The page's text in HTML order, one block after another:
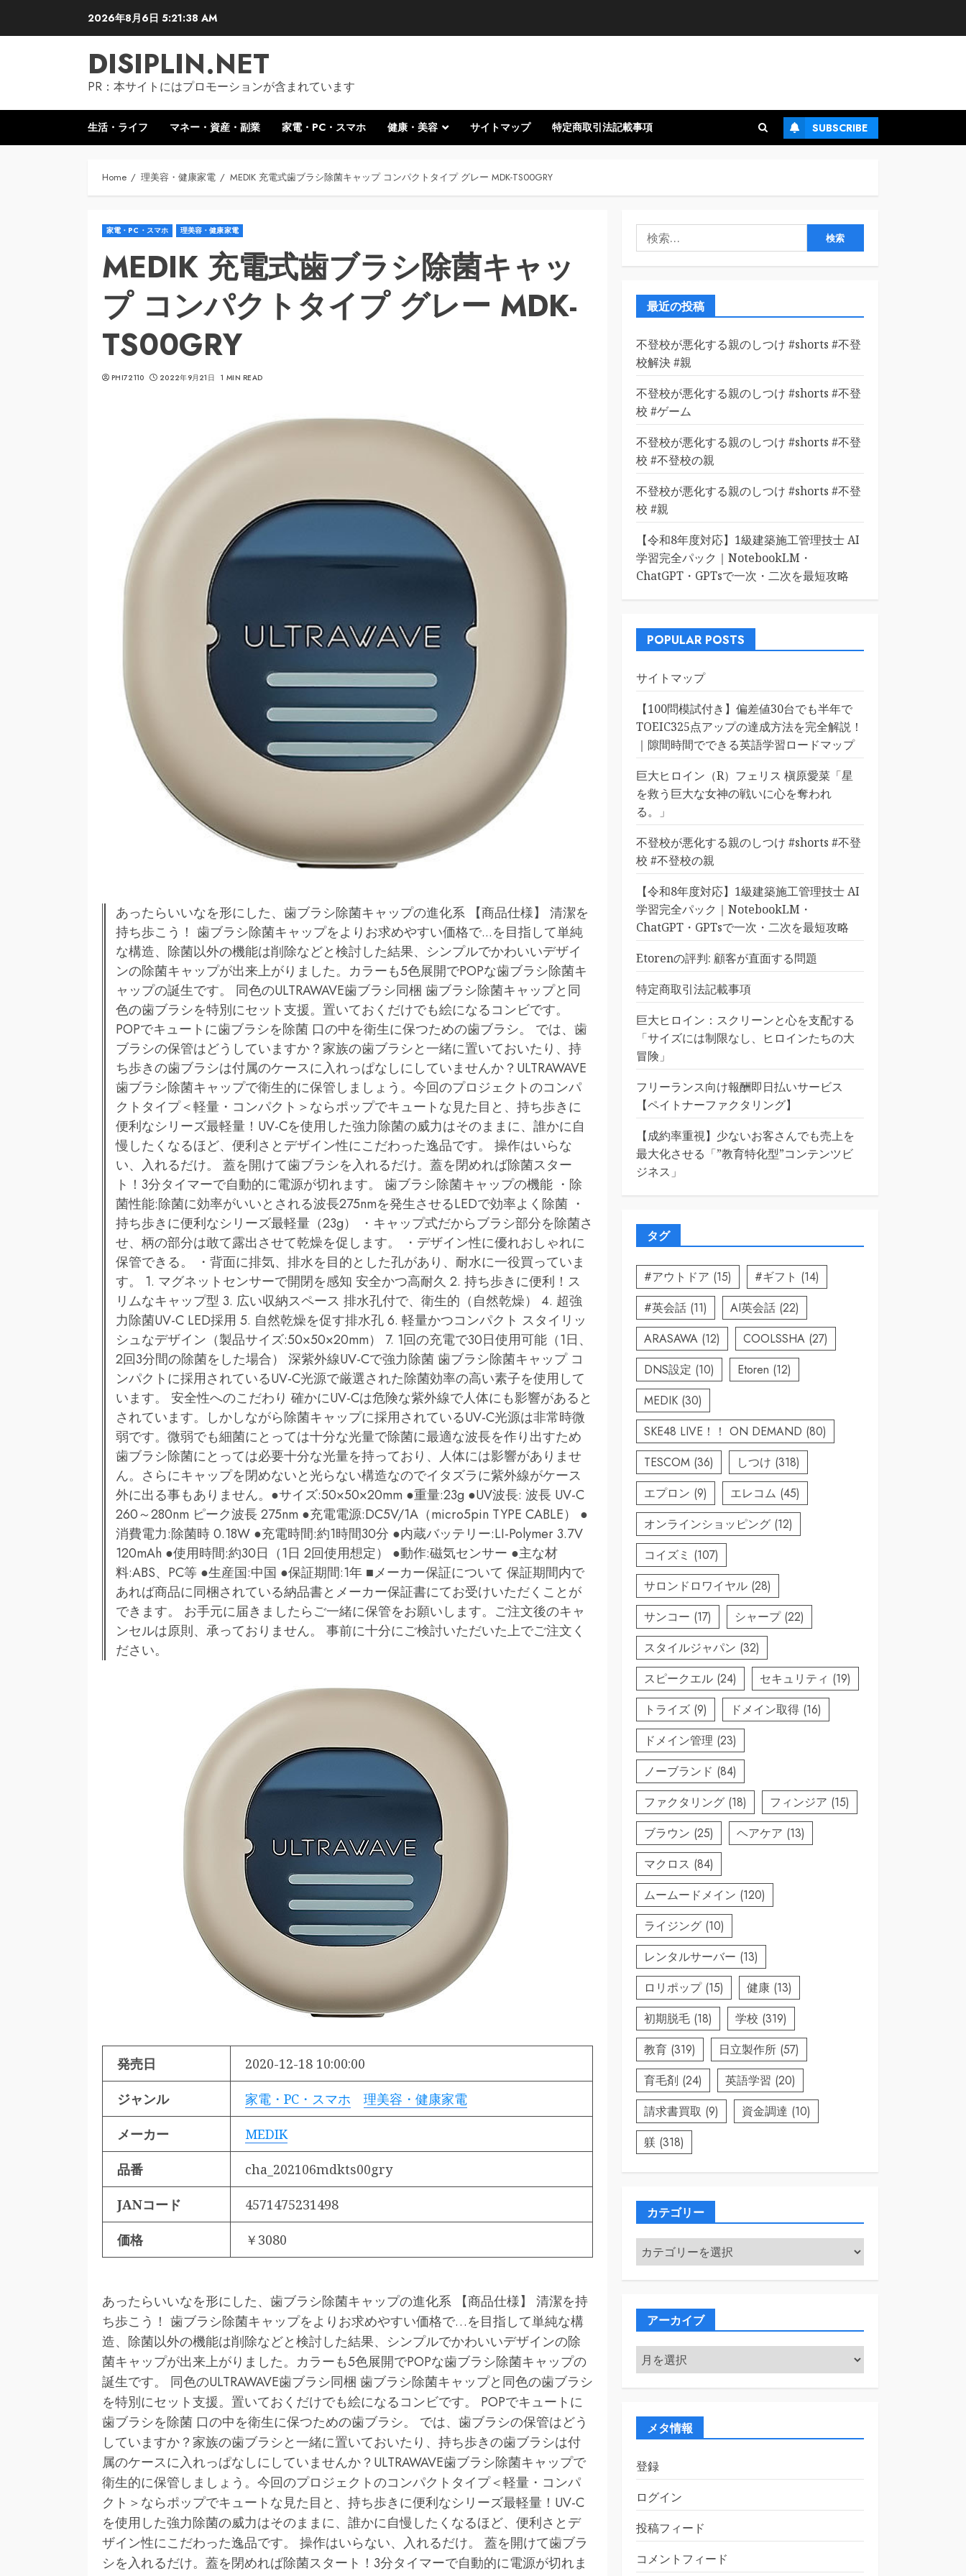
2026年8月6日 5:21:39 AM
DISIPLIN.NET
PR：本サイトにはプロモーションが含まれています
生活・ライフ マネー・資産・副業 家電・PC・スマホ 健康・美容 サイトマップ 特定商取引法記載事項 SUBSCRIBE
Home 理美容・健康家電 MEDIK 充電式歯ブラシ除菌キャップ コンパクトタイプ グレー MDK-TS00GRY
家電・PC・スマホ 理美容・健康家電
MEDIK 充電式歯ブラシ除菌キャッ
プ コンパクトタイプ グレー MDK-
TS00GRY
PHI72110 2022年9月21日 1 MIN READ
あったらいいなを形にした、歯ブラシ除菌キャップの進化系 【商品仕様】 清潔を
持ち歩こう！ 歯ブラシ除菌キャップをよりお求めやすい価格で...を目指して単純
な構造、除菌以外の機能は削除などと検討した結果、シンプルでかわいいデザイ
ンの除菌キャップが出来上がりました。カラーも5色展開でPOPな歯ブラシ除菌キ
ャップの誕生です。 同色のULTRAWAVE歯ブラシ同梱 歯ブラシ除菌キャップと同
色の歯ブラシを特別にセット支援。置いておくだけでも絵になるコンビです。
POPでキュートに歯ブラシを除菌 口の中を衛生に保つための歯ブラシ。 では、歯
ブラシの保管はどうしていますか？家族の歯ブラシと一緒に置いておいたり、持
ち歩きの歯ブラシは付属のケースに入れっぱなしにしていませんか？ULTRAWAVE
歯ブラシ除菌キャップで衛生的に保管しましょう。今回のプロジェクトのコンパ
クトタイプ＜軽量・コンパクト＞ならポップでキュートな見た目と、持ち歩きに
便利なシリーズ最軽量！UV-Cを使用した強力除菌の威力はそのままに、誰かに自
慢したくなるほど、便利さとデザイン性にこだわった逸品です。 操作はいらな
い、入れるだけ。 蓋を開けて歯ブラシを入れるだけ。蓋を閉めれば除菌スター
ト！3分タイマーで自動的に電源が切れます。 歯ブラシ除菌キャップの機能 ・除
菌性能:除菌に効率がいいとされる波長275nmを発生させるLEDで効率よく除菌 ・
持ち歩きに便利なシリーズ最軽量（23g） ・キャップ式だからブラシ部分を除菌さ
せ、柄の部分は敢て露出させて乾燥を促します。 ・デザイン性に優れおしゃれに
保管できる。 ・背面に排気、排水を目的とした孔があり、耐水に一役買っていま
す。 1. マグネットセンサーで開閉を感知 安全かつ高耐久 2. 持ち歩きに便利！ス
リムなキャップ型 3. 広い収納スペース 排水孔付で、衛生的（自然乾燥） 4. 超強
力除菌UV-C LED採用 5. 自然乾燥を促す排水孔 6. 軽量かつコンパクト スタイリッ
シュなデザイン（製品サイズ:50×50×20mm） 7. 1回の充電で30日使用可能（1日、
2回3分間の除菌をした場合） 深紫外線UV-Cで強力除菌 歯ブラシ除菌キャップ コ
ンパクトに採用されているUV-C光源で厳選された除菌効率の高い素子を使用して
います。 安全性へのこだわり 確かにUV-Cは危険な紫外線で人体にも影響があると
されています。しかしながら除菌キャップに採用されているUV-C光源は非常時微
弱です。微弱でも細菌にとっては十分な光量で除菌に最適な波長を作り出すため
歯ブラシ除菌にとっては必要十分な光量を持っており、人体には影響がありませ
ん。さらにキャップを閉めないと光らない構造なのでイタズラに紫外線がケース
外に出る事もありません。●サイズ:50×50×20mm ●重量:23g ●UV波長: 波長 UV-C
260～280nm ピーク波長 275nm ●充電電源:DC5V/1A（micro5pin TYPE CABLE） ●
消費電力:除菌時 0.18W ●充電時間:約1時間30分 ●内蔵バッテリー:LI-Polymer 3.7V
120mAh ●使用時間:約30日（1日 2回使用想定） ●動作:磁気センサー ●主な材
料:ABS、PC等 ●生産国:中国 ●保証期間:1年 ■メーカー保証について 保証期間内で
あれば商品に同梱されている納品書とメーカー保証書にてお受けいただくことが
できます。 お手元に届きましたらご一緒に保管をお願いします。ご注文後のキャ
ンセルは原則、承っておりません。 事前に十分にご検討いただいた上でご注文く
ださい。
発売日 2020-12-18 10:00:00
ジャンル 家電・PC・スマホ 理美容・健康家電
メーカー MEDIK
品番 cha_202106mdkts00gry
JANコード 4571475231498
価格 ￥3080
あったらいいなを形にした、歯ブラシ除菌キャップの進化系 【商品仕様】 清潔を持
ち歩こう！ 歯ブラシ除菌キャップをよりお求めやすい価格で…を目指して単純な構
造、除菌以外の機能は削除などと検討した結果、シンプルでかわいいデザインの除
菌キャップが出来上がりました。カラーも5色展開でPOPな歯ブラシ除菌キャップの
誕生です。 同色のULTRAWAVE歯ブラシ同梱 歯ブラシ除菌キャップと同色の歯ブラシ
を特別にセット支援。置いておくだけでも絵になるコンビです。 POPでキュートに
歯ブラシを除菌 口の中を衛生に保つための歯ブラシ。 では、歯ブラシの保管はどう
していますか？家族の歯ブラシと一緒に置いておいたり、持ち歩きの歯ブラシは付
属のケースに入れっぱなしにしていませんか？ULTRAWAVE歯ブラシ除菌キャップで
衛生的に保管しましょう。今回のプロジェクトのコンパクトタイプ＜軽量・コンパ
クト＞ならポップでキュートな見た目と、持ち歩きに便利なシリーズ最軽量！UV-C
を使用した強力除菌の威力はそのままに、誰かに自慢したくなるほど、便利さとデ
ザイン性にこだわった逸品です。 操作はいらない、入れるだけ。 蓋を開けて歯ブラ
シを入れるだけ。蓋を閉めれば除菌スタート！3分タイマーで自動的に電源が切れま
検
索:
最近の投稿
不登校が悪化する親のしつけ #shorts #不登
校解決 #親
不登校が悪化する親のしつけ #shorts #不登
校 #ゲーム
不登校が悪化する親のしつけ #shorts #不登
校 #不登校の親
不登校が悪化する親のしつけ #shorts #不登
校 #親
【令和8年度対応】1級建築施工管理技士 AI
学習完全パック｜NotebookLM・
ChatGPT・GPTsで一次・二次を最短攻略
POPULAR POSTS
サイトマップ
【100問模試付き】偏差値30台でも半年で
TOEIC325点アップの達成方法を完全解説！
｜隙間時間でできる英語学習ロードマップ
巨大ヒロイン（R）フェリス 槇原愛菜「星
を救う巨大な女神の戦いに心を奪われ
る。」
不登校が悪化する親のしつけ #shorts #不登
校 #不登校の親
【令和8年度対応】1級建築施工管理技士 AI
学習完全パック｜NotebookLM・
ChatGPT・GPTsで一次・二次を最短攻略
Etorenの評判: 顧客が直面する問題
特定商取引法記載事項
巨大ヒロイン：スクリーンと心を支配する
「サイズには制限なし、ヒロインたちの大
冒険」
フリーランス向け報酬即日払いサービス
【ペイトナーファクタリング】
【成約率重視】少ないお客さんでも売上を
最大化させる「”教育特化型”コンテンツビ
ジネス」
タグ
#アウトドア (15) #ギフト (14)
#英会話 (11) AI英会話 (22)
ARASAWA (12) COOLSSHA (27)
DNS設定 (10) Etoren (12)
MEDIK (30)
SKE48 LIVE！！ ON DEMAND (80)
TESCOM (36) しつけ (318)
エプロン (9) エレコム (45)
オンラインショッピング (12)
コイズミ (107)
サロンドロワイヤル (28)
サンコー (17) シャープ(22)
スタイルジャパン (32)
スピークエル (24) セキュリティ (19)
トライズ (9) ドメイン取得 (16)
ドメイン管理 (23)
ノーブランド (84)
ファクタリング (18) フィンジア (15)
ブラウン (25) ヘアケア (13)
マクロス (84)
ムームードメイン (120)
ライジング (10)
レンタルサーバー (13)
ロリポップ(15) 健康 (13)
初期脱毛 (18) 学校 (319)
教育 (319) 日立製作所 (57)
育毛剤 (24) 英語学習 (20)
請求書買取 (9) 資金調達 (10)
躾 (318)
カテゴリー
カ
テ
ゴ
アーカイブ
ア
ー
カ
メタ情報
登録
ログイン
投稿フィード
コメントフィード